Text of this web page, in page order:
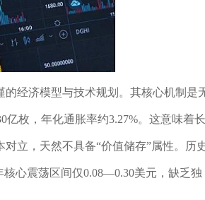
的经济模型与技术规划。其核心机制是
亿枚，年化通胀率约3.27%。这意味着长
立，天然不具备“价值储存”属性。历
心震荡区间仅0.08—0.30美元，缺乏独